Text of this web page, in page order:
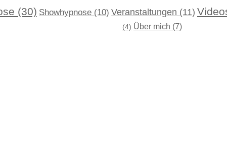
(30) Showhypnose (10) Veranstaltungen (11)
(4) Über mich (7)